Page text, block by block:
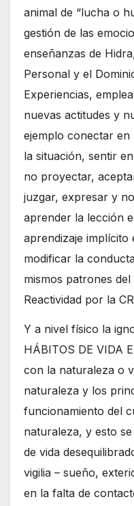
animal de “lucha o
gestión de las
enseñanzas de
Personal y el
Experiencias,
nuevas actitudes y
ejemplo conectar en
la situación, sentir
no proyectar,
juzgar, expresar y
aprender la lección
aprendizaje implícito
modificar la
mismos patrones
Reactividad por la
Y a nivel físico la
HÁBITOS DE VIDA
con la naturaleza o
naturaleza y los
funcionamiento del
naturaleza, y esto
de vida
vigilia – sueño,
en la falta de